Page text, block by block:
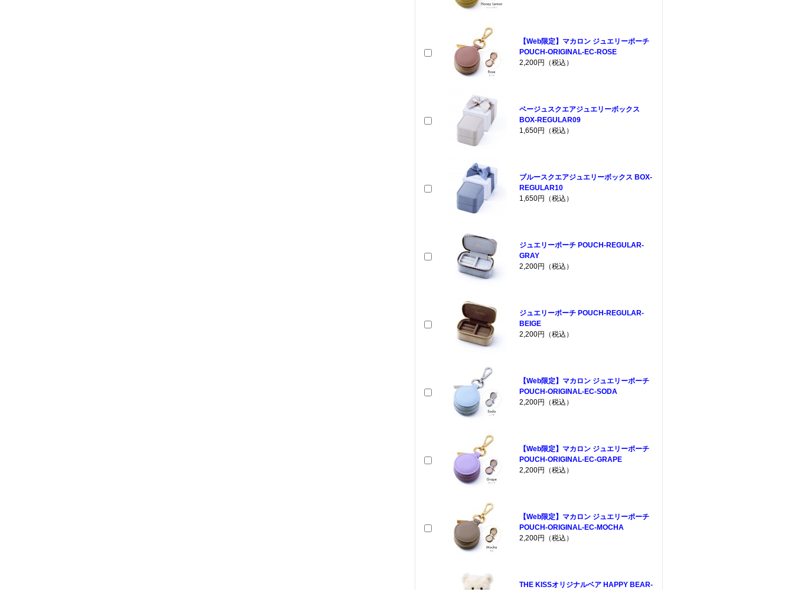
【Web限定】マカロン ジュエリーポーチ
POUCH-ORIGINAL-EC-ROSE
2,200円（税込）
ベージュスクエアジュエリーボックス
BOX-REGULAR09
1,650円（税込）
ブルースクエアジュエリーボックス BOX-
REGULAR10
1,650円（税込）
ジュエリーポーチ POUCH-REGULAR-
GRAY
2,200円（税込）
ジュエリーポーチ POUCH-REGULAR-
BEIGE
2,200円（税込）
【Web限定】マカロン ジュエリーポーチ
POUCH-ORIGINAL-EC-SODA
2,200円（税込）
【Web限定】マカロン ジュエリーポーチ
POUCH-ORIGINAL-EC-GRAPE
2,200円（税込）
【Web限定】マカロン ジュエリーポーチ
POUCH-ORIGINAL-EC-MOCHA
2,200円（税込）
THE KISSオリジナルベア HAPPY BEAR-